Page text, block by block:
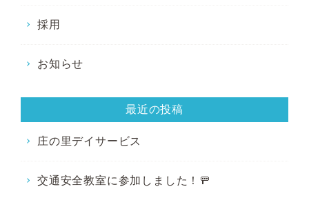
採用
お知らせ
最近の投稿
庄の里デイサービス
交通安全教室に参加しました！🚥